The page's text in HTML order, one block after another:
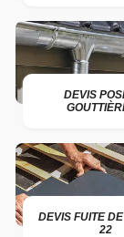
DEVIS
DEVIS FUITE
22